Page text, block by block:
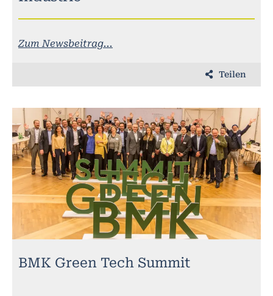
Zum Newsbeitrag...
Teilen
BMK Green Tech Summit